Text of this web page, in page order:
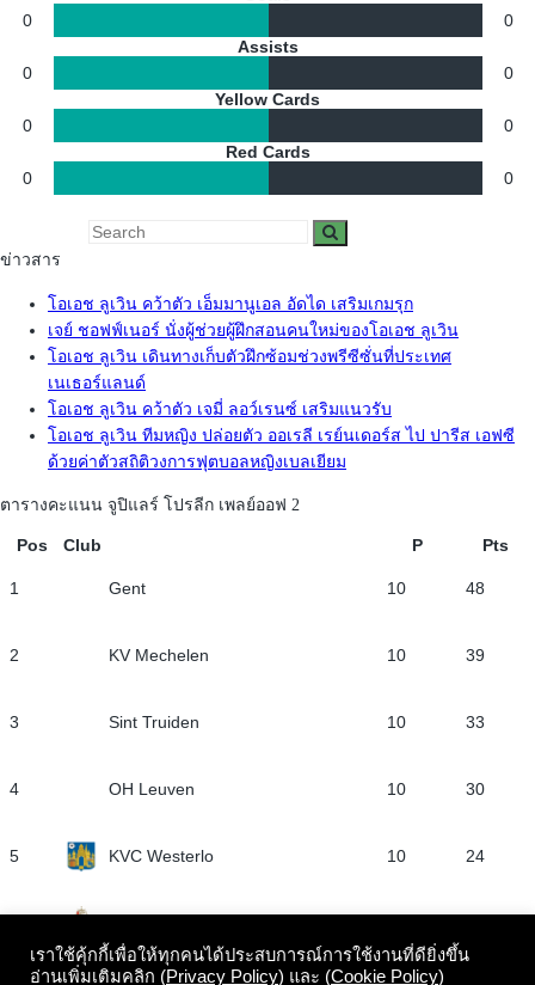
0
0
Assists
0
0
Yellow Cards
0
0
Red Cards
0
0
ข่าวสาร
โอเอช ลูเวิน คว้าตัว เอ็มมานูเอล อัดได เสริมเกมรุก
เจย์ ชอฟฟ์เนอร์ นั่งผู้ช่วยผู้ฝึกสอนคนใหม่ของโอเอช ลูเวิน
โอเอช ลูเวิน เดินทางเก็บตัวฝึกซ้อมช่วงพรีซีซั่นที่ประเทศ
เนเธอร์แลนด์
โอเอช ลูเวิน คว้าตัว เจมี่ ลอว์เรนซ์ เสริมแนวรับ
โอเอช ลูเวิน ทีมหญิง ปล่อยตัว ออเรลี เรย์นเดอร์ส ไป ปารีส เอฟซี
ด้วยค่าตัวสถิติวงการฟุตบอลหญิงเบลเยียม
ตารางคะแนน จูปิแลร์ โปรลีก เพลย์ออฟ 2
Pos Club P Pts
1 Gent 10 48
2 KV Mechelen 10 39
3 Sint Truiden 10 33
4 OH Leuven 10 30
5 KVC Westerlo 10 24
View full table
เราใช้คุ้กกี้เพื่อให้ทุกคนได้ประสบการณ์การใช้งานที่ดียิ่งขึ้น
อ่านเพิ่มเติมคลิก (Privacy Policy) และ (Cookie Policy)